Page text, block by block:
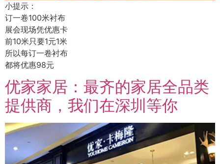
小提示：
订一卷100米衬布
展会现场凭优惠卡
前10米只要1元1米
所以每订一卷衬布
都将优惠98元
优家家居：最齐的家居全品类
提供商，我们在深圳等你